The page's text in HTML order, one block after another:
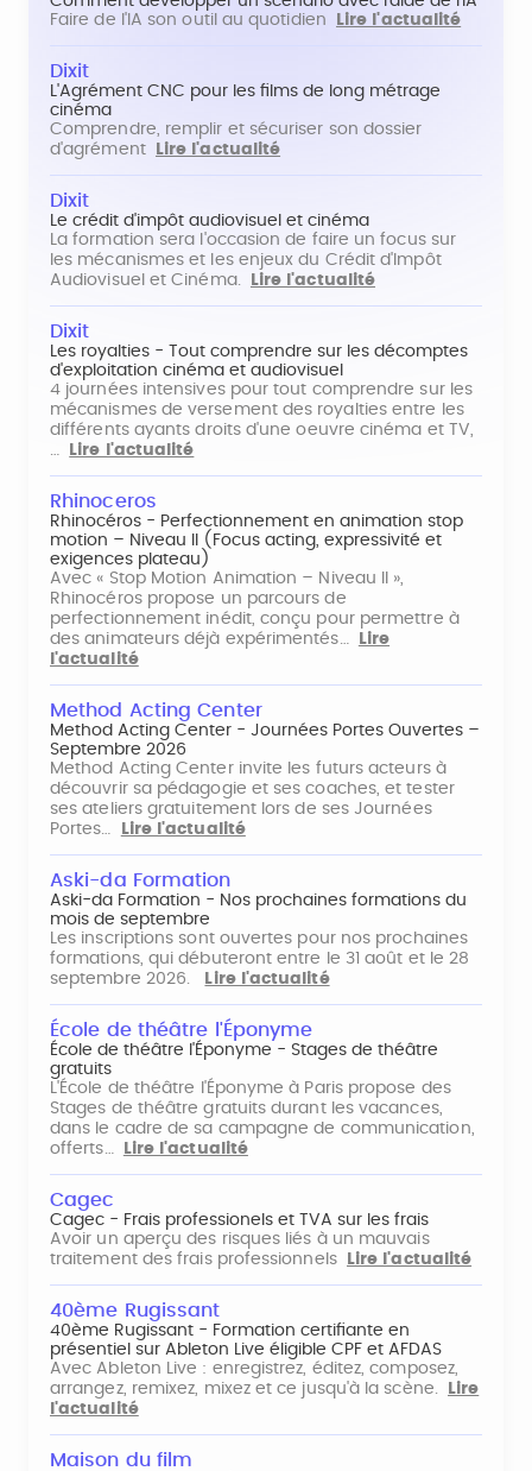
Faire de l'IA son outil au quotidien
Lire l'actualité
Dixit
L'Agrément CNC pour les films de long métrage
cinéma
Comprendre, remplir et sécuriser son dossier
d'agrément
Lire l'actualité
Dixit
Le crédit d'impôt audiovisuel et cinéma
La formation sera l'occasion de faire un focus sur
les mécanismes et les enjeux du Crédit d'Impôt
Audiovisuel et Cinéma.
Lire l'actualité
Dixit
Les royalties - Tout comprendre sur les décomptes
d'exploitation cinéma et audiovisuel
4 journées intensives pour tout comprendre sur les
mécanismes de versement des royalties entre les
différents ayants droits d'une oeuvre cinéma et TV,
…
Lire l'actualité
Rhinoceros
Rhinocéros - Perfectionnement en animation stop
motion – Niveau II (Focus acting, expressivité et
exigences plateau)
Avec « Stop Motion Animation – Niveau II »,
Rhinocéros propose un parcours de
perfectionnement inédit, conçu pour permettre à
des animateurs déjà expérimentés…
Lire
l'actualité
Method Acting Center
Method Acting Center - Journées Portes Ouvertes –
Septembre 2026
Method Acting Center invite les futurs acteurs à
découvrir sa pédagogie et ses coaches, et tester
ses ateliers gratuitement lors de ses Journées
Portes…
Lire l'actualité
Aski-da Formation
Aski-da Formation - Nos prochaines formations du
mois de septembre
Les inscriptions sont ouvertes pour nos prochaines
formations, qui débuteront entre le 31 août et le 28
septembre 2026.
Lire l'actualité
École de théâtre l'Éponyme
École de théâtre l'Éponyme - Stages de théâtre
gratuits
L'École de théâtre l'Éponyme à Paris propose des
Stages de théâtre gratuits durant les vacances,
dans le cadre de sa campagne de communication,
offerts…
Lire l'actualité
Cagec
Cagec - Frais professionels et TVA sur les frais
Avoir un aperçu des risques liés à un mauvais
traitement des frais professionnels
Lire l'actualité
40ème Rugissant
40ème Rugissant - Formation certifiante en
présentiel sur Ableton Live éligible CPF et AFDAS
Avec Ableton Live : enregistrez, éditez, composez,
arrangez, remixez, mixez et ce jusqu'à la scène.
Lire
l'actualité
Maison du film